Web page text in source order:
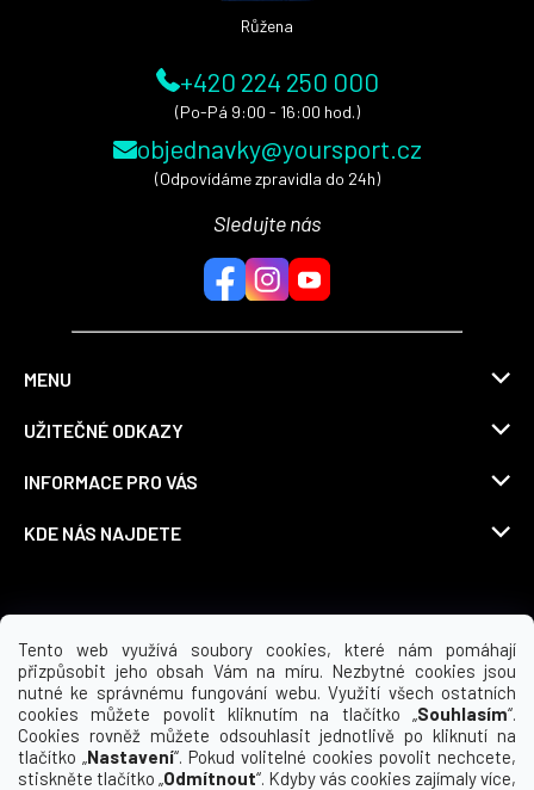
Tento web využívá soubory cookies, které nám pomáhají
přizpůsobit jeho obsah Vám na míru. Nezbytné cookies jsou
nutné ke správnému fungování webu. Využití všech ostatních
cookies můžete povolit kliknutím na tlačítko „Souhlasím“.
Cookies rovněž můžete odsouhlasit jednotlivě po kliknutí na
tlačítko „Nastavení“. Pokud volitelné cookies povolit nechcete,
stiskněte tlačítko „Odmítnout“. Kdyby vás cookies zajímaly více,
Růžena
+420 224 250 000
(Po-Pá 9:00 - 16:00 hod.)
objednavky@yoursport.cz
(Odpovídáme zpravidla do 24h)
Sledujte nás
MENU
UŽITEČNÉ ODKAZY
INFORMACE PRO VÁS
KDE NÁS NAJDETE
Možnosti dopravy